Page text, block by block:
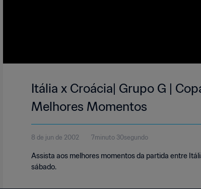
Itália x Croácia| Grupo G |
Melhores Momentos
8 de jun de 2002 7minuto 30segundo
Assista aos melhores momentos da partida entre
sábado.